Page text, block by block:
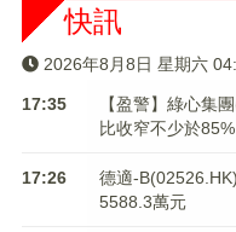
快訊
2026年8月8日 星期六
17:35
【盈警】綠心集
比收窄不少於85%
17:26
德適-
5588.3萬元